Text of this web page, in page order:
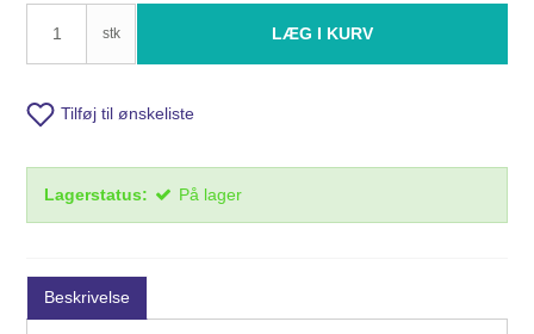
Lagerstatus: På lager
stk LÆG I KURV
Tilføj til ønskeliste
Beskrivelse